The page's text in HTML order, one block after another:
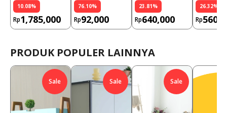
10.08%
Rp1,785,000
76.10%
Rp92,000
23.81%
Rp640,000
26.32%
Rp
PRODUK POPULER LAINNYA
Sale Sale Sale